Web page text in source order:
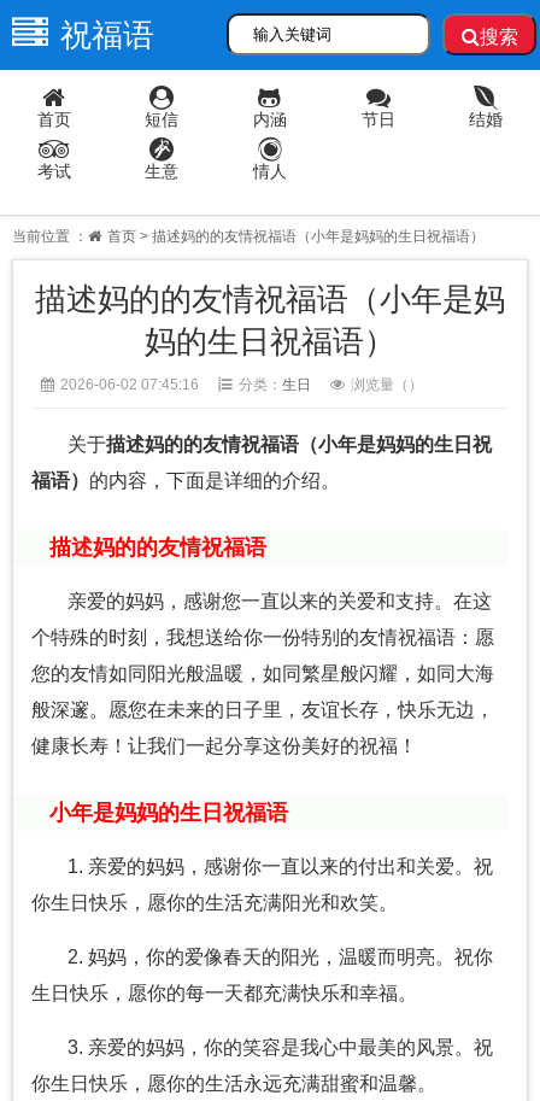
祝福语 搜索
首页 短信 内涵 节日 结婚
考试 生意 情人
当前位置 ： 首页 > 描述妈的的友情祝福语（小年是妈妈的生日祝福语）
描述妈的的友情祝福语（小年是妈
妈的生日祝福语）
2026-06-02 07:45:16 分类： 生日 浏览量（ ）
关于描述妈的的友情祝福语（小年是妈妈的生日祝
福语） 的内容，下面是详细的介绍。
描述妈的的友情祝福语
亲爱的妈妈，感谢您一直以来的关爱和支持。在这
个特殊的时刻，我想送给你一份特别的友情祝福语：愿
您的友情如同阳光般温暖，如同繁星般闪耀，如同大海
般深邃。愿您在未来的日子里，友谊长存，快乐无边，
健康长寿！让我们一起分享这份美好的祝福！
小年是妈妈的生日祝福语
1. 亲爱的妈妈，感谢你一直以来的付出和关爱。祝
你生日快乐，愿你的生活充满阳光和欢笑。
2. 妈妈，你的爱像春天的阳光，温暖而明亮。祝你
生日快乐，愿你的每一天都充满快乐和幸福。
3. 亲爱的妈妈，你的笑容是我心中最美的风景。祝
你生日快乐，愿你的生活永远充满甜蜜和温馨。